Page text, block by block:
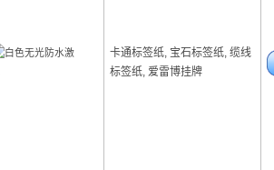
卡通标签纸, 宝石标签纸, 缆线
标签纸, 爱雷博挂牌